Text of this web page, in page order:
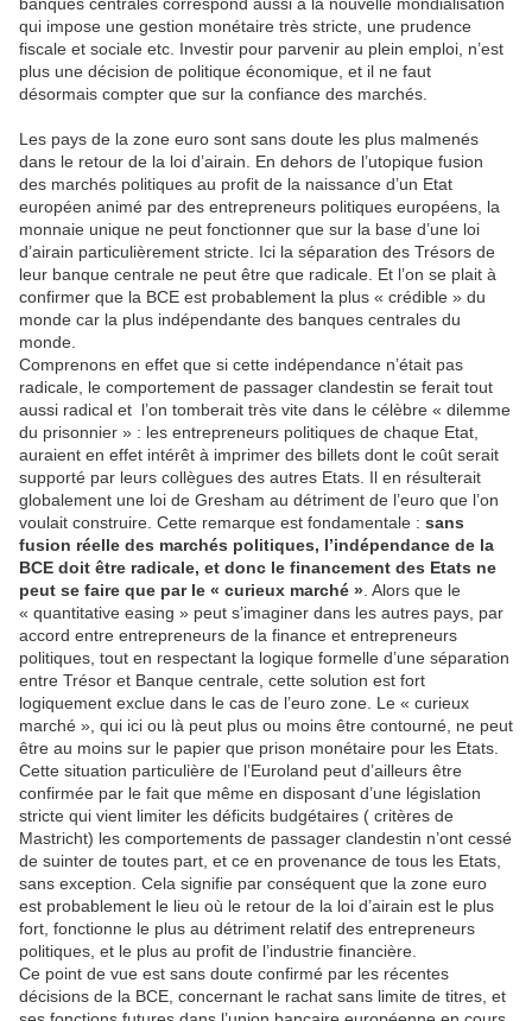
banques centrales correspond aussi à la nouvelle mondialisation
qui impose une gestion monétaire très stricte, une prudence
fiscale et sociale etc. Investir pour parvenir au plein emploi, n’est
plus une décision de politique économique, et il ne faut
désormais compter que sur la confiance des marchés.
Les pays de la zone euro sont sans doute les plus malmenés
dans le retour de la loi d’airain. En dehors de l’utopique fusion
des marchés politiques au profit de la naissance d’un Etat
européen animé par des entrepreneurs politiques européens, la
monnaie unique ne peut fonctionner que sur la base d’une loi
d’airain particulièrement stricte. Ici la séparation des Trésors de
leur banque centrale ne peut être que radicale. Et l’on se plait à
confirmer que la BCE est probablement la plus « crédible » du
monde car la plus indépendante des banques centrales du
monde.
Comprenons en effet que si cette indépendance n’était pas
radicale, le comportement de passager clandestin se ferait tout
aussi radical et l’on tomberait très vite dans le célèbre « dilemme
du prisonnier » : les entrepreneurs politiques de chaque Etat,
auraient en effet intérêt à imprimer des billets dont le coût serait
supporté par leurs collègues des autres Etats. Il en résulterait
globalement une loi de Gresham au détriment de l’euro que l’on
voulait construire. Cette remarque est fondamentale : sans
fusion réelle des marchés politiques, l’indépendance de la
BCE doit être radicale, et donc le financement des Etats ne
peut se faire que par le « curieux marché ». Alors que le
« quantitative easing » peut s’imaginer dans les autres pays, par
accord entre entrepreneurs de la finance et entrepreneurs
politiques, tout en respectant la logique formelle d’une séparation
entre Trésor et Banque centrale, cette solution est fort
logiquement exclue dans le cas de l’euro zone. Le « curieux
marché », qui ici ou là peut plus ou moins être contourné, ne peut
être au moins sur le papier que prison monétaire pour les Etats.
Cette situation particulière de l’Euroland peut d’ailleurs être
confirmée par le fait que même en disposant d’une législation
stricte qui vient limiter les déficits budgétaires ( critères de
Mastricht) les comportements de passager clandestin n’ont cessé
de suinter de toutes part, et ce en provenance de tous les Etats,
sans exception. Cela signifie par conséquent que la zone euro
est probablement le lieu où le retour de la loi d’airain est le plus
fort, fonctionne le plus au détriment relatif des entrepreneurs
politiques, et le plus au profit de l’industrie financière.
Ce point de vue est sans doute confirmé par les récentes
décisions de la BCE, concernant le rachat sans limite de titres, et